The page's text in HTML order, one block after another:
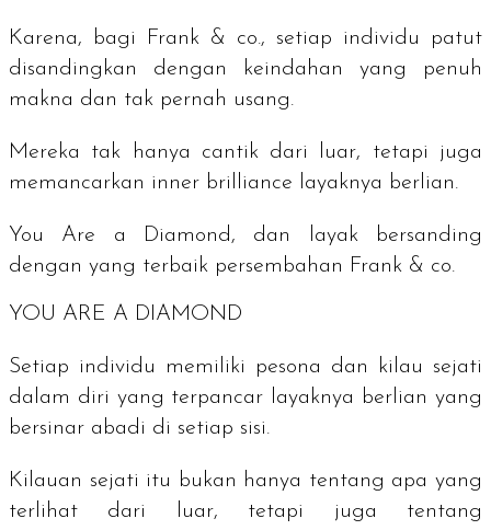
Karena, bagi Frank & co., setiap individu patut
disandingkan dengan keindahan yang penuh
makna dan tak pernah usang.
Mereka tak hanya cantik dari luar, tetapi juga
memancarkan inner brilliance layaknya berlian.
You Are a Diamond, dan layak bersanding
dengan yang terbaik persembahan Frank & co.
YOU ARE A DIAMOND
Setiap individu memiliki pesona dan kilau sejati
dalam diri yang terpancar layaknya berlian yang
bersinar abadi di setiap sisi.
Kilauan sejati itu bukan hanya tentang apa yang
terlihat dari luar, tetapi juga tentang